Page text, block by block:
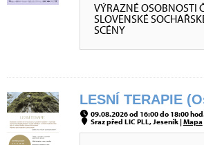
VÝRAZNÉ OSOBNOSTI
SLOVENSKÉ
SCÉNY
LESNÍ TERAPIE
09.08.2026 od 16:00 do 18:00
Sraz před LIC PLL, Jeseník |Mapa